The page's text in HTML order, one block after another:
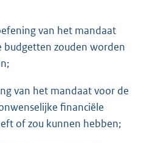
van het mandaat
budgetten zouden worden
van het mandaat voor de
financiële
of zou kunnen hebben;